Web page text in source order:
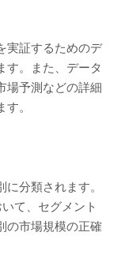
実証するためのデ
す。また、データ
場予測などの詳細
。
分類されます。
て、セグメント
の市場規模の正確